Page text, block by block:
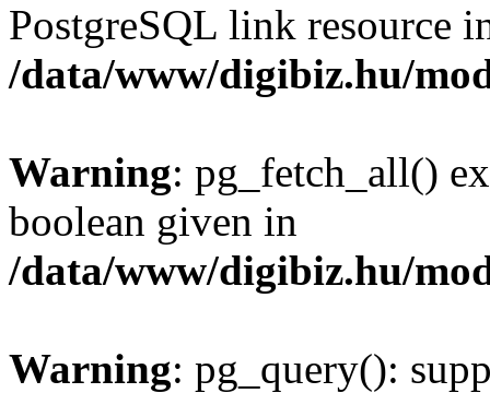
PostgreSQL link resource
/data/www/digibiz.hu/
Warning: pg_fetch_all()
boolean given in
/data/www/digibiz.hu/
Warning: pg_query():